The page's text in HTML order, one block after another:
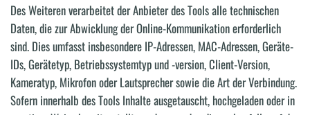
Des Weiteren verarbeitet der Anbieter des Tools alle technischen
Daten, die zur Abwicklung der Online-Kommunikation erforderlich
sind. Dies umfasst insbesondere IP-Adressen, MAC-Adressen, Geräte-
IDs, Gerätetyp, Betriebssystemtyp und -version, Client-Version,
Kameratyp, Mikrofon oder Lautsprecher sowie die Art der Verbindung.
Sofern innerhalb des Tools Inhalte ausgetauscht, hochgeladen oder in